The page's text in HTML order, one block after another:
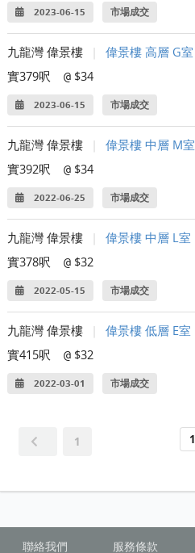
2023-06-15 市場成交
九龍灣 偉景樓
偉景樓 高層 G室
實379呎
@ $34
2023-06-15 市場成交
九龍灣 偉景樓
偉景樓 中層 M室
實392呎
@ $34
2022-06-25 市場成交
九龍灣 偉景樓
偉景樓 中層 L室
實378呎
@ $32
2022-05-15 市場成交
九龍灣 偉景樓
偉景樓 低層 E室
實415呎
@ $32
2022-03-01 市場成交
1 1
聯絡我們 服務條款